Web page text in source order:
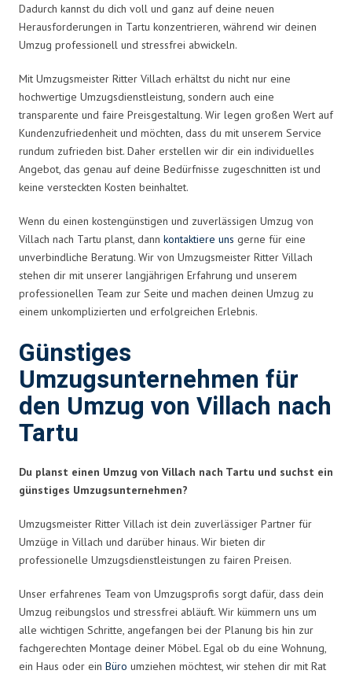
Dadurch kannst du dich voll und ganz auf deine neuen
Herausforderungen in Tartu konzentrieren, während wir deinen
Umzug professionell und stressfrei abwickeln.
Mit Umzugsmeister Ritter Villach erhältst du nicht nur eine
hochwertige Umzugsdienstleistung, sondern auch eine
transparente und faire Preisgestaltung. Wir legen großen Wert auf
Kundenzufriedenheit und möchten, dass du mit unserem Service
rundum zufrieden bist. Daher erstellen wir dir ein individuelles
Angebot, das genau auf deine Bedürfnisse zugeschnitten ist und
keine versteckten Kosten beinhaltet.
Wenn du einen kostengünstigen und zuverlässigen Umzug von
Villach nach Tartu planst, dann kontaktiere uns gerne für eine
unverbindliche Beratung. Wir von Umzugsmeister Ritter Villach
stehen dir mit unserer langjährigen Erfahrung und unserem
professionellen Team zur Seite und machen deinen Umzug zu
einem unkomplizierten und erfolgreichen Erlebnis.
Günstiges
Umzugsunternehmen für
den Umzug von Villach nach
Tartu
Du planst einen Umzug von Villach nach Tartu und suchst ein
günstiges Umzugsunternehmen?
Umzugsmeister Ritter Villach ist dein zuverlässiger Partner für
Umzüge in Villach und darüber hinaus. Wir bieten dir
professionelle Umzugsdienstleistungen zu fairen Preisen.
Unser erfahrenes Team von Umzugsprofis sorgt dafür, dass dein
Umzug reibungslos und stressfrei abläuft. Wir kümmern uns um
alle wichtigen Schritte, angefangen bei der Planung bis hin zur
fachgerechten Montage deiner Möbel. Egal ob du eine Wohnung,
ein Haus oder ein Büro umziehen möchtest, wir stehen dir mit Rat